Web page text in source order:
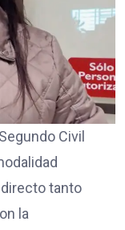
Civil
tanto
la